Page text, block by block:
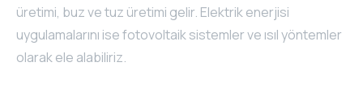
üretimi, buz ve tuz üretimi gelir. Elektrik enerjisi
uygulamalarını ise fotovoltaik sistemler ve ısıl yöntemler
olarak ele alabiliriz.